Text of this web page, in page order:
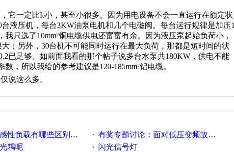
它一定比Ie小，甚至小很多。因为用电设备不会一直运行在额定状
台液压机，每台3KW油泵电机和几个电磁阀。每台运行规律是加压1
我只选了10mm²铜电缆供电还富富有余。因为液压泵起始负荷小，
；另外， 30台机不可能同时运行在最大负荷，那都是短时间的状
已足够。如前面我看的那个帖子说多台水泵共180KW ，供电不能
数，所以我给的参考建议是120-185mm²铝电缆。
说这么多。
负载有哪些区别？？？ · 有奖专题讨论：面对低压变频故障，老手是这样解决的！
耦呢 · 闪光信号灯